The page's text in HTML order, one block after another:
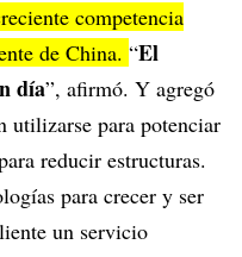
competencia
de China. “El
día”, afirmó. Y agregó
utilizarse para potenciar
reducir estructuras.
para crecer y ser
un servicio